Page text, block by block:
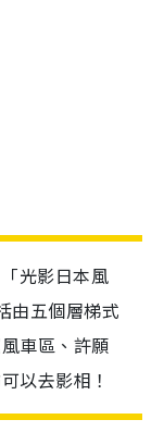
光影日本風
由五個層梯式
車區、許願
以去影相！